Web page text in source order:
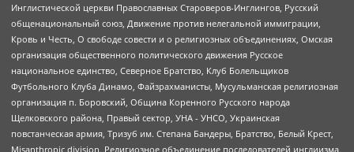
Инглистической церкви Православных Староверов-Инглингов, Русский
общенациональный союз, Движение против нелегальной иммиграции,
Кровь и Честь, О свободе совести и о религиозных объединениях, Омская
организация общественного политического движения Русское
национальное единство, Северное Братство, Клуб Болельщиков
Футбольного Клуба Динамо, Файзрахманисты, Мусульманская религиозная
организация п. Боровский, Община Коренного Русского народа
Щелковского района, Правый сектор, УНА - УНСО, Украинская
повстанческая армия, Тризуб им. Степана Бандеры, Братство, Белый Крест,
Misanthropic division, Религиозное объединение последователей инглиизма,